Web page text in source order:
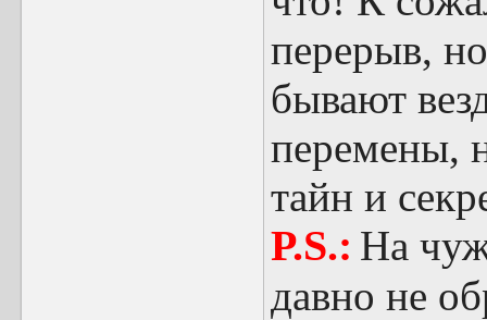
перерыв,
бывают
перемены,
тайн и
P.S.: На
давно не